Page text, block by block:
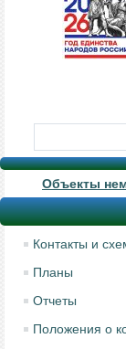
Объекты
Контакты и
Планы
Отчеты
Положения о